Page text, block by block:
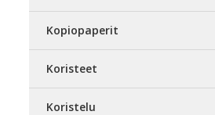
Kopiopaperit
Koristeet
Koristelu